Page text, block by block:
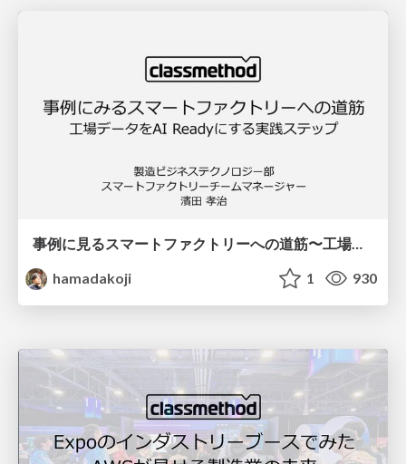
事例に見るスマートファクトリーへの道筋〜工場データをAI Readyにする実践ステップ〜
hamadakoji
1 930